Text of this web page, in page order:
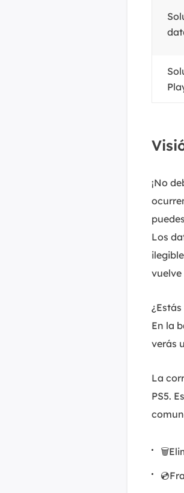
¡No
Los
En la
verás
La
PS5.